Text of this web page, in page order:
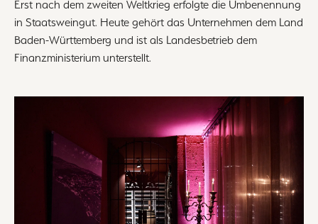
Erst nach dem zweiten Weltkrieg erfolgte die Umbenennung
in Staatsweingut. Heute gehört das Unternehmen dem Land
Baden-Württemberg und ist als Landesbetrieb dem
Finanzministerium unterstellt.